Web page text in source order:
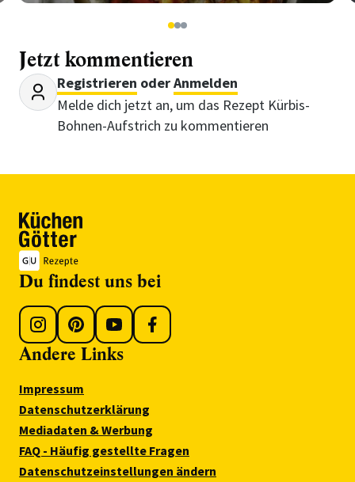
123
Jetzt kommentieren
Registrieren oderAnmelden
Melde dich jetzt an, um das Rezept Kürbis-
Bohnen-Aufstrich zu kommentieren
Du findest uns bei
Andere Links
Impressum
Datenschutzerklärung
Mediadaten & Werbung
FAQ - Häufig gestellte Fragen
Datenschutzeinstellungen ändern